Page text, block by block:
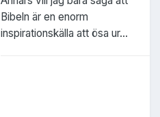
Bibeln är en enorm
inspirationskälla att ösa ur...